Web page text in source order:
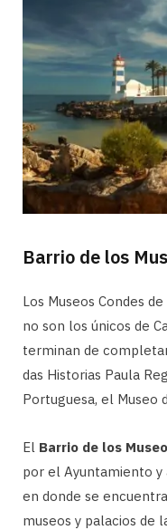
Barrio de los
Los Museos Condes
no son los únicos de
terminan de
das Historias Paula
Portuguesa, el Museo
El Barrio de los
por el Ayuntamiento
en donde se
museos y palacios de